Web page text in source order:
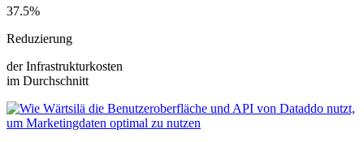
37.5%
Reduzierung
der Infrastrukturkosten
im Durchschnitt